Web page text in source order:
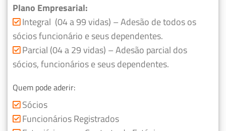
Plano Empresarial:
Integral (04 a 99 vidas) – Adesão de todos os
sócios funcionário e seus dependentes.
Parcial (04 a 29 vidas) – Adesão parcial dos
sócios, funcionários e seus dependentes.
Quem pode aderir:
Sócios
Funcionários Registrados